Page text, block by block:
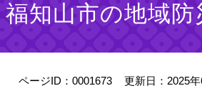
福知山市の地域防
ページID：0001673 更新日：2025